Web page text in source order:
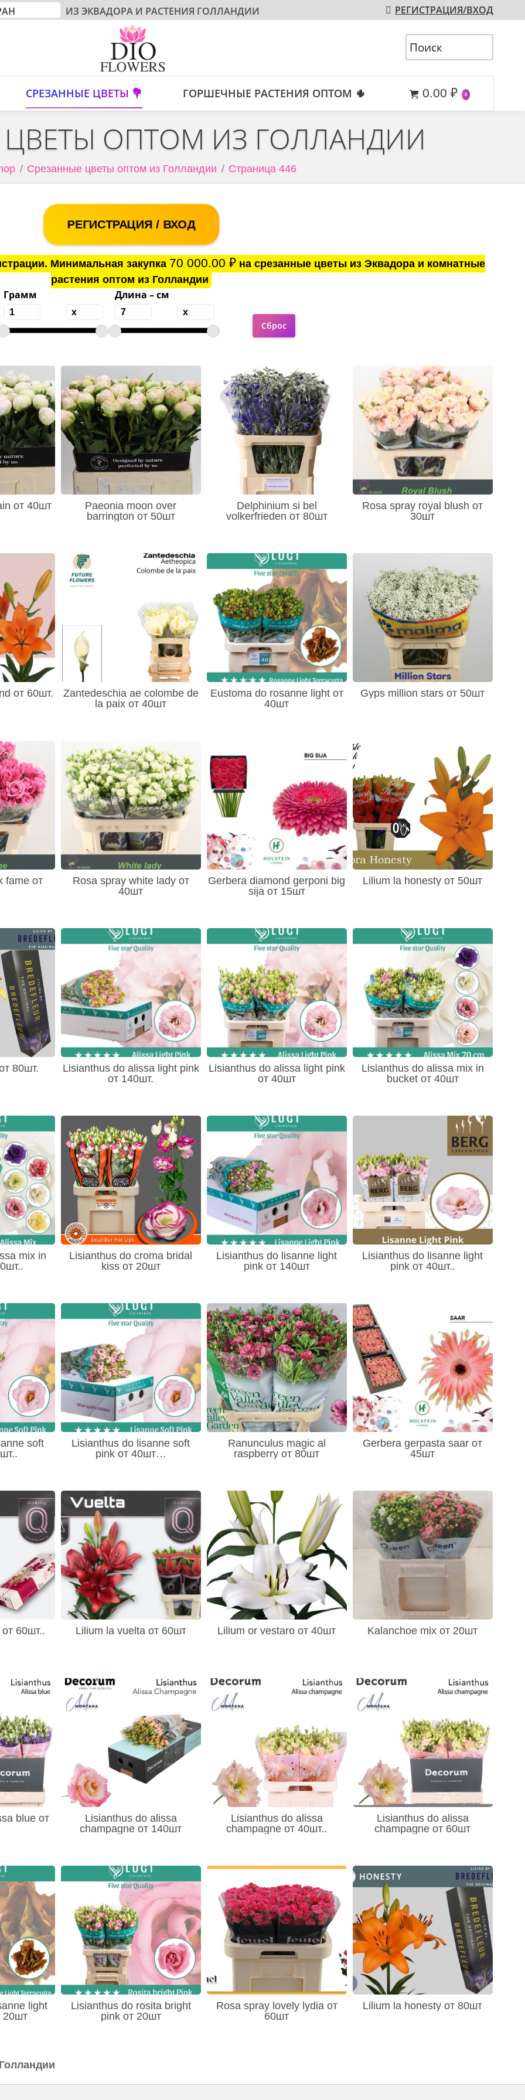
ИЗ ЭКВАДОРА И РАСТЕНИЯ ГОЛЛАНДИИ РЕГИСТРАЦИЯ/ВХОД
СРЕЗАННЫЕ ЦВЕТЫ 💐 ГОРШЕЧНЫЕ РАСТЕНИЯ ОПТОМ 🌵 0.00 ₽ 0
ЦВЕТЫ ОПТОМ ИЗ ГОЛЛАНДИИ
Срезанные цветы оптом из Голландии Страница 446
РЕГИСТРАЦИЯ / ВХОД
Минимальная закупка 70 000.00₽ на срезанные цветы из Эквадора и комнатные
растения оптом из Голландии
Грамм Длина – см
от 40шт
Paeonia moon over
barrington от 50шт
Delphinium si bel
volkerfrieden от 80шт
Rosa spray royal blush от
30шт
от 60шт.
Zantedeschia ae colombe de
la paix от 40шт
Eustoma do rosanne light от
40шт
Gyps million stars от 50шт
fame от
Rosa spray white lady от
40шт
Gerbera diamond gerponi big
sija от 15шт
Lilium la honesty от 50шт
80шт.
Lisianthus do alissa light pink
от 140шт.
Lisianthus do alissa light pink
от 40шт
Lisianthus do alissa mix in
bucket от 40шт
mix in
Lisianthus do croma bridal
kiss от 20шт
Lisianthus do lisanne light
pink от 140шт
Lisianthus do lisanne light
pink от 40шт..
soft
Lisianthus do lisanne soft
pink от 40шт…
Ranunculus magic al
raspberry от 80шт
Gerbera gerpasta saar от
45шт
60шт.. Lilium la vuelta от 60шт Lilium or vestaro от 40шт Kalanchoe mix от 20шт
blue от
Lisianthus do alissa
champagne от 140шт
Lisianthus do alissa
champagne от 40шт..
Lisianthus do alissa
champagne от 60шт
light
20шт
Lisianthus do rosita bright
pink от 20шт
Rosa spray lovely lydia от
60шт
Lilium la honesty от 80шт